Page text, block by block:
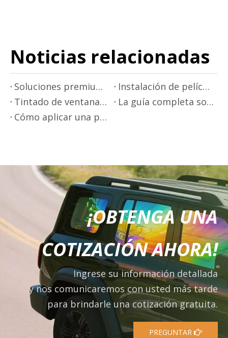
Noticias relacionadas
Soluciones premium de películas para ventanas de automóviles de Mr.Film
Instalación de película premium para ventanas automotrices
Tintado de ventanas premium con Mr.Film
La guía completa sobre tintes para ventanas residenciales y películas para ventanas de privacidad
Cómo aplicar una película para ventanas de privacidad
¡OBTENGA UNA
COTIZACIÓN AHORA!
Ingrese su información detallada
y nos comunicaremos con usted más tarde
para brindarle una cotización gratuita.
PREGUNTAR